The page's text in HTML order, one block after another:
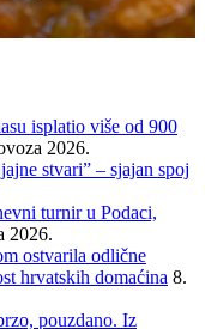
isplatio više od 900
2026.
stvari” – sjajan spoj
turnir u Podaci,
2026.
ostvarila odlične
hrvatskih domaćina 8.
pouzdano. Iz